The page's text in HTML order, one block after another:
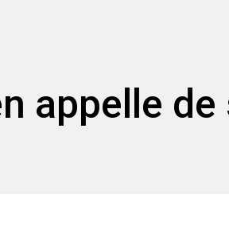
appelle de